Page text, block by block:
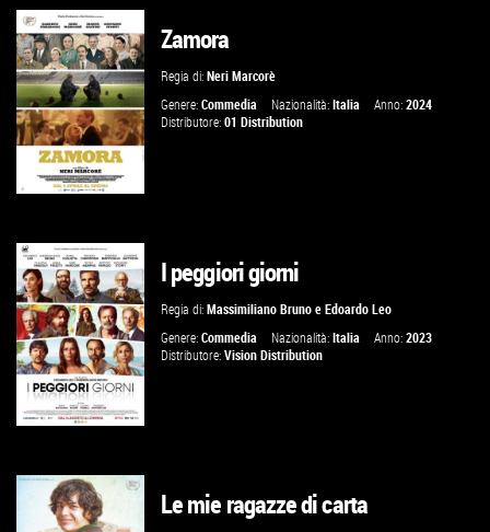
GUARDA IL TRAILER
VAI ALLA SCHEDA
Zamora
Regia di:Neri Marcorè
Genere:Commedia Nazionalità:Italia Anno:2024
Distributore:01 Distribution
GUARDA IL TRAILER
I peggiori giorni
Regia di:Massimiliano Bruno eEdoardo Leo
Genere:Commedia Nazionalità:Italia Anno:2023
Distributore:Vision Distribution
Le mie ragazze di carta